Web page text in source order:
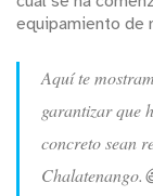
equipamiento de
Aquí te
garantizar que
concreto sean